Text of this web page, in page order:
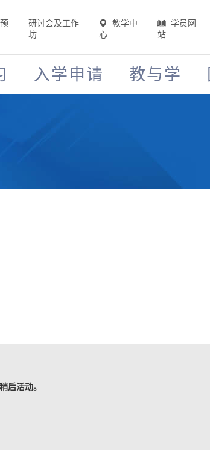
研讨会及工作
坊
教学中
心
学员网
站
入学申请 教与学
后活动。